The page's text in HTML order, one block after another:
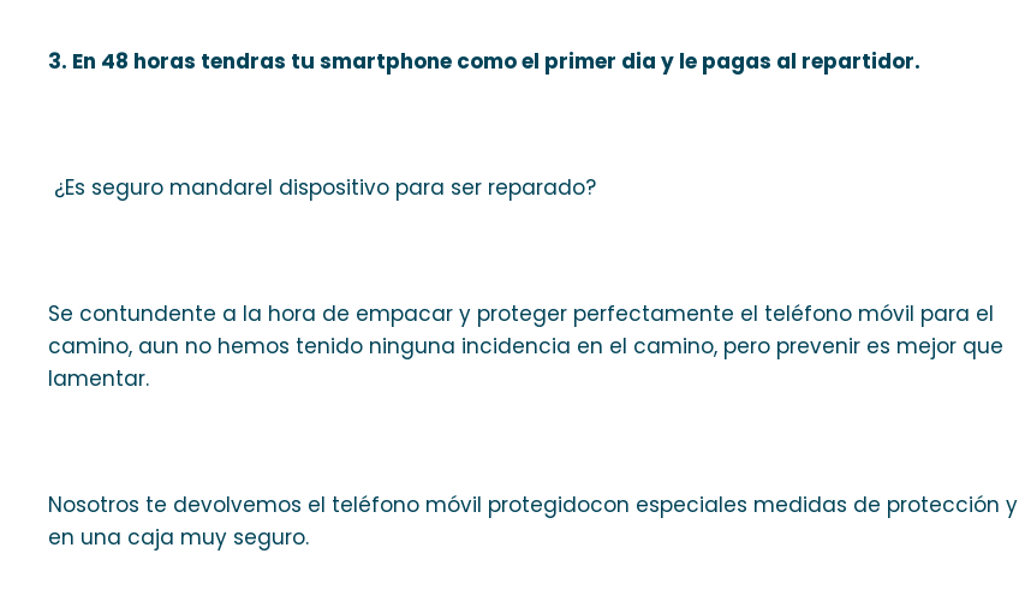
3. En 48 horas tendras tu smartphone como el primer dia y le pagas al repartidor.
¿Es seguro mandarel dispositivo para ser reparado?
Se contundente a la hora de empacar y proteger perfectamente el teléfono móvil para el
camino, aun no hemos tenido ninguna incidencia en el camino, pero prevenir es mejor que
lamentar.
Nosotros te devolvemos el teléfono móvil protegidocon especiales medidas de protección y
en una caja muy seguro.